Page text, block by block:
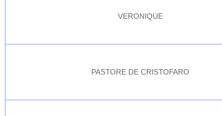
VERONIQUE
PASTORE DE CRISTOFARO